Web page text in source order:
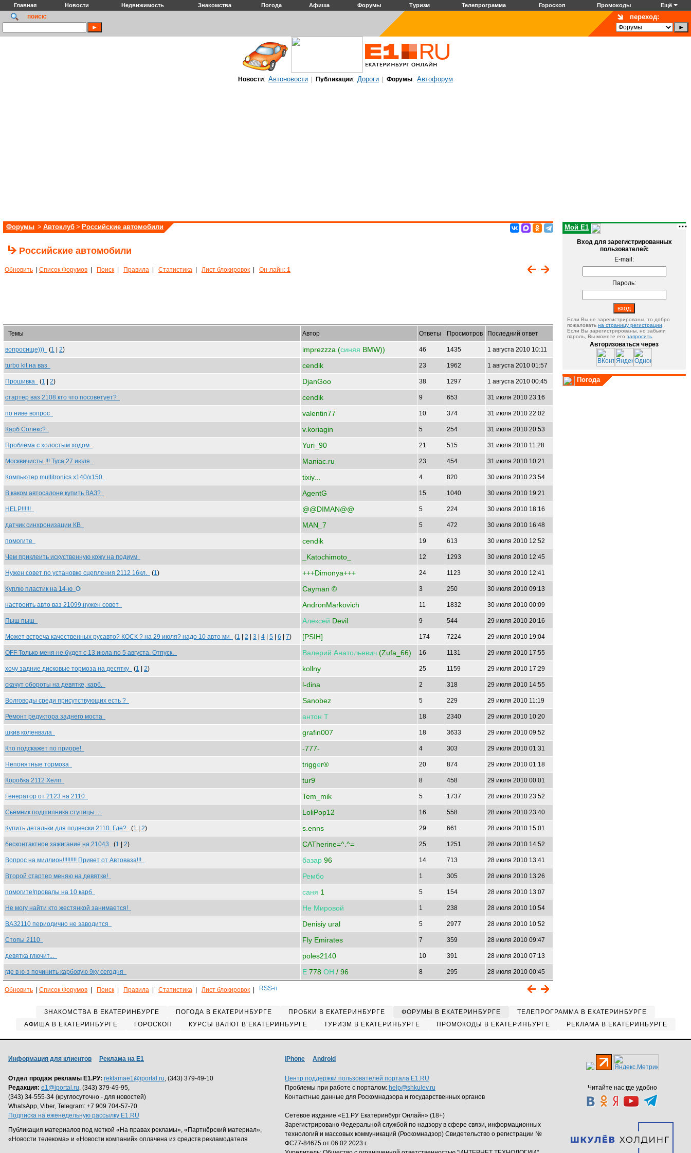
Главная Новости Недвижимость Знакомства Погода Афиша Форумы Туризм Телепрограмма Гороскоп Промокоды Ещё
поиск: переход:
Новости: Автоновости Публикации: Дороги Форумы: Автофорум
Форумы > Автоклуб > Российские автомобили
Российские автомобили
Обновить Список Форумов Поиск Правила Статистика Лист блокировок Он-лайн: 1
Темы Автор Ответы Просмотров Последний ответ
вопросище))) (1 2) imprezzza (синяя BMW)) 46 1435 1 августа 2010 10:11
turbo kit на ваз cendik 23 1962 1 августа 2010 01:57
Прошивка (1 2) DjanGoo 38 1297 1 августа 2010 00:45
стартер ваз 2108.кто что посоветует? cendik 9 653 31 июля 2010 23:16
по ниве вопрос valentin77 10 374 31 июля 2010 22:02
Карб Солекс? v.koriagin 5 254 31 июля 2010 20:53
Проблема с холостым ходом Yuri_90 21 515 31 июля 2010 11:28
Москвичисты !!! Туса 27 июля. Maniac.ru 23 454 31 июля 2010 10:21
Компьютер multitronics x140/x150 tixiy... 4 820 30 июля 2010 23:54
В каком автосалоне купить ВАЗ? AgentG 15 1040 30 июля 2010 19:21
HELP!!!!!! @@DIMAN@@ 5 224 30 июля 2010 18:16
датчик синхронизации КВ MAN_7 5 472 30 июля 2010 16:48
помогите cendik 19 613 30 июля 2010 12:52
Чем приклеить искуственную кожу на подиум _Katochimoto_ 12 1293 30 июля 2010 12:45
Нужен совет по установке сцепления 2112 16кл. (1) +++Dimonya+++ 24 1123 30 июля 2010 12:41
Куплю пластик на 14-ю Cayman © 3 250 30 июля 2010 09:13
настроить авто ваз 21099.нужен совет AndronMarkovich 11 1832 30 июля 2010 00:09
Пыш пыш Алексей Devil 9 544 29 июля 2010 20:16
Может встреча качественных русавто? КОСК ? на 29 июля? надо 10 авто ми (1 2 3 4 5 6 7) [PSIH] 174 7224 29 июля 2010 19:04
OFF Только меня не будет с 13 июла по 5 августа. Отпуск. Валерий Анатольевич (Zufa_66) 16 1131 29 июля 2010 17:55
хочу задние дисковые тормоза на десятку (1 2) kollny 25 1159 29 июля 2010 17:29
скачут обороты на девятке, карб. l-dina 2 318 29 июля 2010 14:55
Волговоды среди присутствующих есть ? Sanobez 5 229 29 июля 2010 11:19
Ремонт редуктора заднего моста антон Т 18 2340 29 июля 2010 10:20
шкив коленвала grafin007 18 3633 29 июля 2010 09:52
Кто подскажет по приоре! -777- 4 303 29 июля 2010 01:31
Непонятные тормоза triggеr® 20 874 29 июля 2010 01:18
Коробка 2112 Хелп tur9 8 458 29 июля 2010 00:01
Генератор от 2123 на 2110 Tem_mik 5 1737 28 июля 2010 23:52
Сьемник подшипника ступицы... LoliPop12 16 558 28 июля 2010 23:40
Купить детальки для подвески 2110. Где? (1 2) s.enns 29 661 28 июля 2010 15:01
бесконтактное зажигание на 21043 (1 2) CATherine=^.^= 25 1251 28 июля 2010 14:52
Вопрос на миллион!!!!!!!!! Привет от Автоваза!!! базар 96 14 713 28 июля 2010 13:41
Второй стартер меняю на девятке! Рембо 1 305 28 июля 2010 13:26
помогите!провалы на 10 карб саня 1 5 154 28 июля 2010 13:07
Не могу найти кто жестянкой занимается! Не Мировой 1 238 28 июля 2010 10:54
ВАЗ2110 периодично не заводится Denisiy ural 5 2977 28 июля 2010 10:52
Стопы 2110 Fly Emirates 7 359 28 июля 2010 09:47
девятка глючит... poles2140 10 391 28 июля 2010 07:13
где в ю-з починить карбовую 9ку сегодня Е 778 ОН / 96 8 295 28 июля 2010 00:45
Обновить Список Форумов Поиск Правила Статистика Лист блокировок
Мой E1
Вход для зарегистрированных
пользователей:
E-mail:
Пароль:
Если Вы не зарегистрированы, то добро
пожаловать на страницу регистрации
Если Вы зарегистрированы, но забыли
пароль, Вы можете его запросить
Авторизоваться через
Погода
ЗНАКОМСТВА В ЕКАТЕРИНБУРГЕ ПОГОДА В ЕКАТЕРИНБУРГЕ ПРОБКИ В ЕКАТЕРИНБУРГЕ ФОРУМЫ В ЕКАТЕРИНБУРГЕ
ТЕЛЕПРОГРАММА В ЕКАТЕРИНБУРГЕ
АФИША В ЕКАТЕРИНБУРГЕ
ГОРОСКОП КУРСЫ ВАЛЮТ В ЕКАТЕРИНБУРГЕ ТУРИЗМ В ЕКАТЕРИНБУРГЕ ПРОМОКОДЫ В ЕКАТЕРИНБУРГЕ РЕКЛАМА В ЕКАТЕРИНБУРГЕ
Читайте нас где удобно
Информация для клиентов Реклама на Е1
Отдел продаж рекламы Е1.РУ: reklamae1@iportal.ru, (343) 379-49-10
Редакция: e1@iportal.ru, (343) 379-49-95,
(343) 34-555-34 (круглосуточно - для новостей)
WhatsApp, Viber, Telegram: +7 909 704-57-70
Подписка на еженедельную рассылку E1.RU
Публикация материалов под меткой «На правах рекламы», «Партнёрский материал»,
«Новости телекома» и «Новости компаний» оплачена из средств рекламодателя
iPhone Android
Центр поддержки пользователей портала E1.RU
Проблемы при работе с порталом: help@shkulev.ru
Контактные данные для Роскомнадзора и государственных органов
Сетевое издание «Е1.РУ Екатеринбург Онлайн» (18+)
Зарегистрировано Федеральной службой по надзору в сфере связи, информационных
технологий и массовых коммуникаций (Роскомнадзор) Свидетельство о регистрации №
ФС77-84675 от 06.02.2023 г.